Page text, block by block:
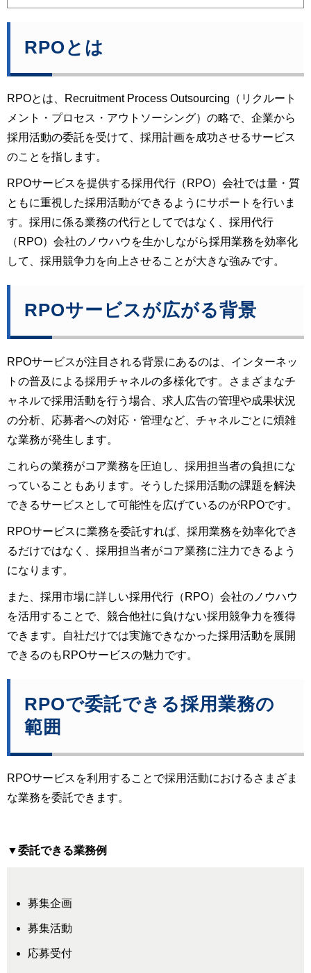
RPOとは
RPOとは、Recruitment Process Outsourcing（リクルート
メント・プロセス・アウトソーシング）の略で、企業から
採用活動の委託を受けて、採用計画を成功させるサービス
のことを指します。
RPOサービスを提供する採用代行（RPO）会社では量・質
ともに重視した採用活動ができるようにサポートを行いま
す。採用に係る業務の代行としてではなく、採用代行
（RPO）会社のノウハウを生かしながら採用業務を効率化
して、採用競争力を向上させることが大きな強みです。
RPOサービスが広がる背景
RPOサービスが注目される背景にあるのは、インターネッ
トの普及による採用チャネルの多様化です。さまざまなチ
ャネルで採用活動を行う場合、求人広告の管理や成果状況
の分析、応募者への対応・管理など、チャネルごとに煩雑
な業務が発生します。
これらの業務がコア業務を圧迫し、採用担当者の負担にな
っていることもあります。そうした採用活動の課題を解決
できるサービスとして可能性を広げているのがRPOです。
RPOサービスに業務を委託すれば、採用業務を効率化でき
るだけではなく、採用担当者がコア業務に注力できるよう
になります。
また、採用市場に詳しい採用代行（RPO）会社のノウハウ
を活用することで、競合他社に負けない採用競争力を獲得
できます。自社だけでは実施できなかった採用活動を展開
できるのもRPOサービスの魅力です。
RPOで委託できる採用業務の
範囲
RPOサービスを利用することで採用活動におけるさまざま
な業務を委託できます。
▼委託できる業務例
募集企画
募集活動
応募受付